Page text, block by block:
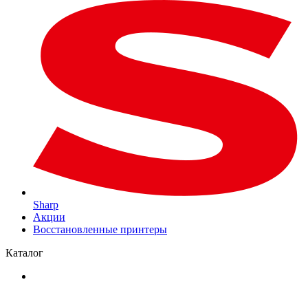
Sharp
Акции
Восстановленные принтеры
Каталог